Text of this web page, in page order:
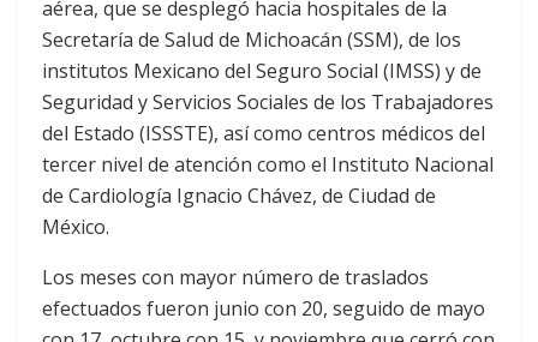
aérea, que se desplegó hacia hospitales de la
Secretaría de Salud de Michoacán (SSM), de los
institutos Mexicano del Seguro Social (IMSS) y de
Seguridad y Servicios Sociales de los Trabajadores
del Estado (ISSSTE), así como centros médicos del
tercer nivel de atención como el Instituto Nacional
de Cardiología Ignacio Chávez, de Ciudad de
México.
Los meses con mayor número de traslados
efectuados fueron junio con 20, seguido de mayo